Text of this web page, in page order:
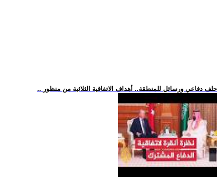
.. حلف دفاعي ورسائل للمنطقة.. أهداف الاتفاقية الثلاثية من منظور